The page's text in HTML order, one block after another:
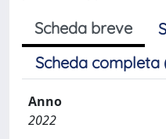
Scheda breve
Scheda completa
Anno
2022